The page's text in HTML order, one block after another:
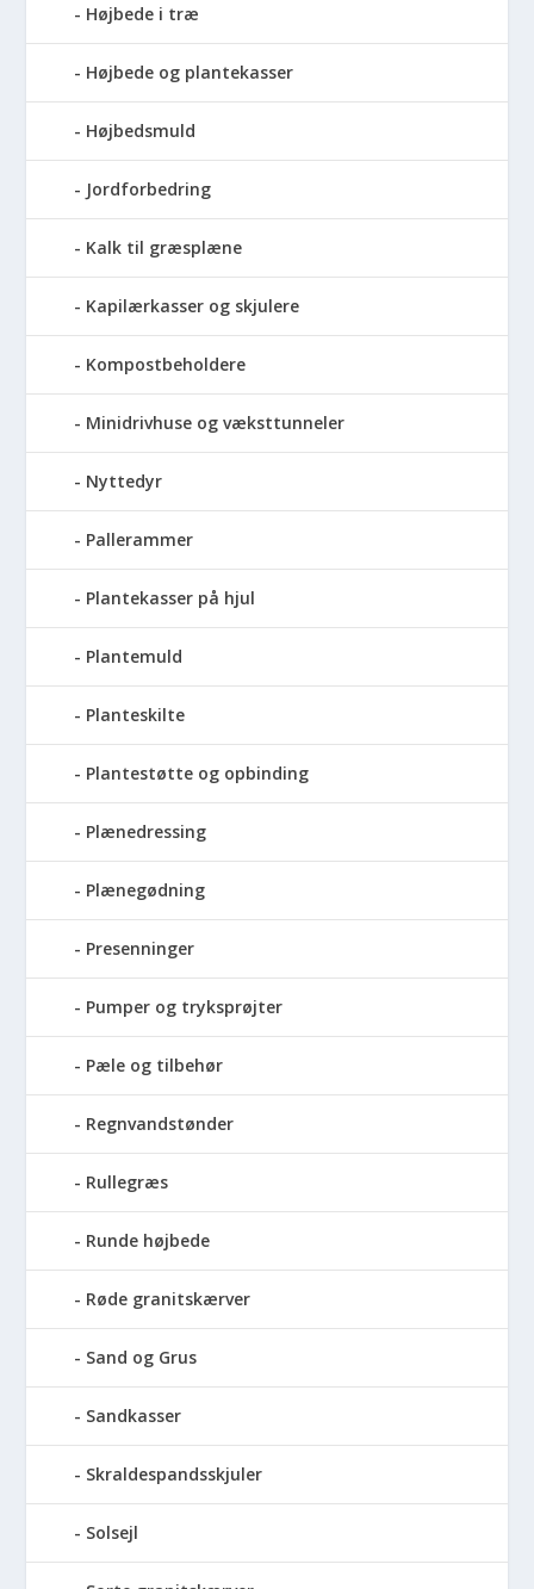
Højbede i træ
Højbede og plantekasser
Højbedsmuld
Jordforbedring
Kalk til græsplæne
Kapilærkasser og skjulere
Kompostbeholdere
Minidrivhuse og væksttunneler
Nyttedyr
Pallerammer
Plantekasser på hjul
Plantemuld
Planteskilte
Plantestøtte og opbinding
Plænedressing
Plænegødning
Presenninger
Pumper og tryksprøjter
Pæle og tilbehør
Regnvandstønder
Rullegræs
Runde højbede
Røde granitskærver
Sand og Grus
Sandkasser
Skraldespandsskjuler
Solsejl